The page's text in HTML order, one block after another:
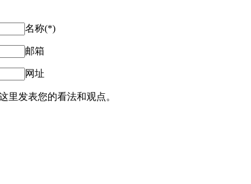
名称(*)
邮箱
网址
发表您的看法和观点。